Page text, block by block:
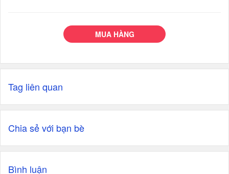
MUA HÀNG
Tag liên quan
Chia sẻ với bạn bè
Bình luận